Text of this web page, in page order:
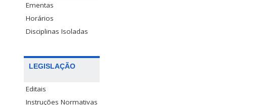
Ementas
Horários
Disciplinas Isoladas
LEGISLAÇÃO
Editais
Instruções Normativas